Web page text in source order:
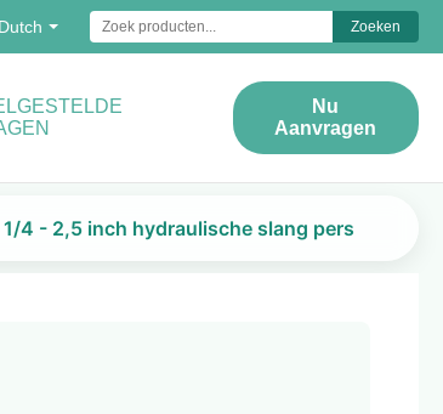
Dutch Zoeken
Nu
Aanvragen
4 - 2,5 inch hydraulische slang pers